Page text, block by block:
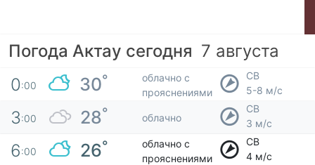
Погода Актау сегодня 7 августа
0:00 30°
облачно с
прояснениями
СВ
5-8 м/с
3:00 28° облачно
СВ
3 м/с
6:00 26°
облачно с
прояснениями
СВ
4 м/с